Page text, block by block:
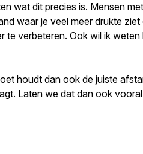
wat dit precies is. Mensen
waar je veel meer drukte
te verbeteren. Ook wil ik
houdt dan ook de juiste
Laten we dat dan ook